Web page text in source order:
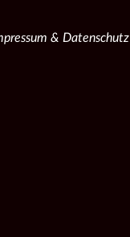
& Datenschutz